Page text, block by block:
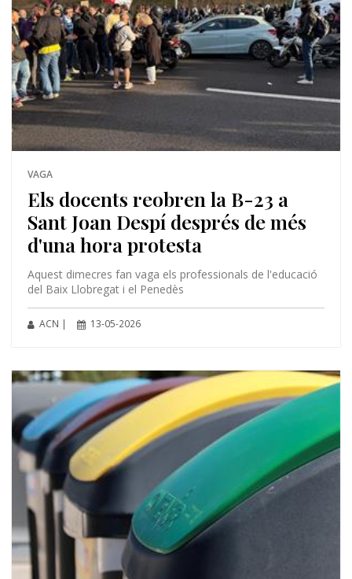
VAGA
Els docents reobren la B-23 a
Sant Joan Despí després de més
d'una hora protesta
Aquest dimecres fan vaga els professionals de l'educació
del Baix Llobregat i el Penedès
ACN | 13-05-2026